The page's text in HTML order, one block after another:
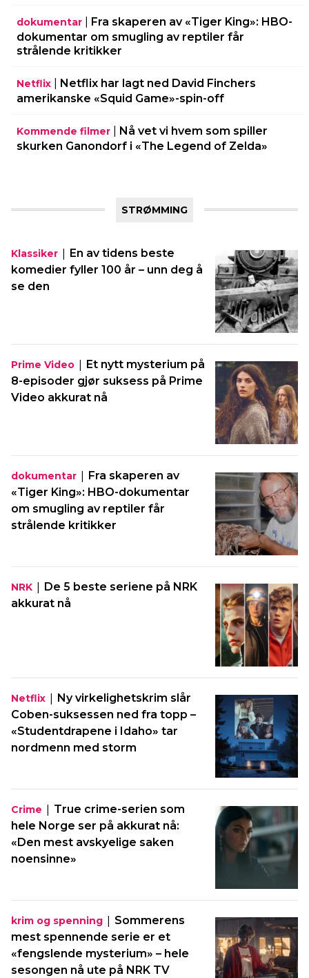
dokumentar
Fra skaperen av «Tiger King»: HBO-
dokumentar om smugling av reptiler får
strålende kritikker
Netflix
Netflix har lagt ned David Finchers
amerikanske «Squid Game»-spin-off
Kommende filmer
Nå vet vi hvem som spiller
skurken Ganondorf i «The Legend of Zelda»
STRØMMING
Klassiker | En av tidens beste
komedier fyller 100 år – unn deg å
se den
Prime Video | Et nytt mysterium på
8-episoder gjør suksess på Prime
Video akkurat nå
dokumentar | Fra skaperen av
«Tiger King»: HBO-dokumentar
om smugling av reptiler får
strålende kritikker
NRK | De 5 beste seriene på NRK
akkurat nå
Netflix | Ny virkelighetskrim slår
Coben-suksessen ned fra topp –
«Studentdrapene i Idaho» tar
nordmenn med storm
Crime | True crime-serien som
hele Norge ser på akkurat nå:
«Den mest avskyelige saken
noensinne»
krim og spenning | Sommerens
mest spennende serie er et
«fengslende mysterium» – hele
sesongen nå ute på NRK TV